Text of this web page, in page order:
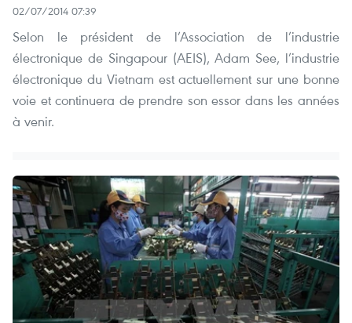
02/07/2014 07:39
Selon le président de l’Association de l’industrie
électronique de Singapour (AEIS), Adam See, l’industrie
électronique du Vietnam est actuellement sur une bonne
voie et continuera de prendre son essor dans les années
à venir.